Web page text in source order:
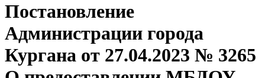
Постановление
Администрации города
Кургана от 27.04.2023 № 3265